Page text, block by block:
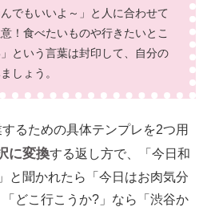
でもいいよ～」と人に合わせて
！食べたいものや行きたいとこ
という言葉は封印して、自分の
しょう。
るための具体テンプレを2つ用
に変換する返し方で、「今日和
と聞かれたら「今日はお肉気分
どこ行こうか?」なら「渋谷か